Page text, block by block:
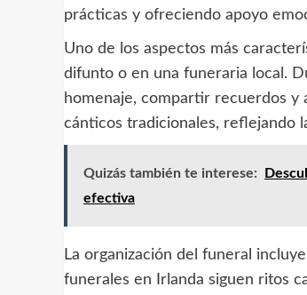
prácticas y ofreciendo apoyo
Uno de los aspectos más
difunto o en una funeraria local.
homenaje, compartir recuerdos y
cánticos tradicionales, reflejando
Quizás también te interese:
efectiva
La organización del funeral
funerales en Irlanda siguen ritos